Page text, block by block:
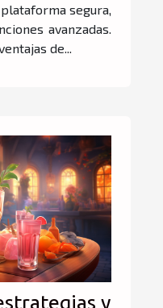
segura,
avanzadas.
de...
y